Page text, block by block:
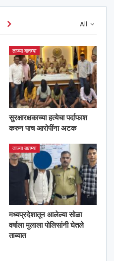
All
ताज्या बातम्या
सुरक्षारक्षकाच्या हत्येचा पर्दाफाश
करुन पाच आरोपींना अटक
ताज्या बातम्या
मध्यप्रदेशातून आलेल्या सोळा
वर्षाला मुलाला पोलिसांनी घेतले
ताब्यात